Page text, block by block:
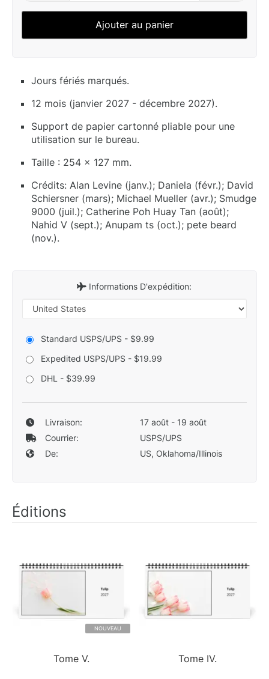
Ajouter au panier
Jours fériés marqués.
12 mois (janvier 2027 - décembre 2027).
Support de papier cartonné pliable pour une
utilisation sur le bureau.
Taille : 254 x 127 mm.
Crédits: Alan Levine (janv.); Daniela (févr.); David
Schiersner (mars); Michael Mueller (avr.); Smudge
9000 (juil.); Catherine Poh Huay Tan (août);
Nahid V (sept.); Anupam ts (oct.); pete beard
(nov.).
Informations D'expédition:
Standard USPS/UPS - $9.99
Expedited USPS/UPS - $19.99
DHL - $39.99
Livraison:
17 août - 19 août
Courrier:
USPS/UPS
De:
US, Oklahoma/Illinois
Éditions
NOUVEAU
Tome V. Tome IV.